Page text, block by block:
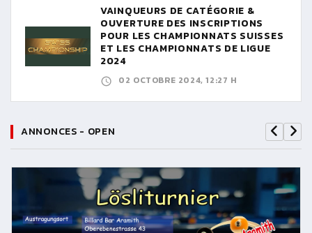
VAINQUEURS DE CATÉGORIE &
OUVERTURE DES INSCRIPTIONS
POUR LES CHAMPIONNATS SUISSES
ET LES CHAMPIONNATS DE LIGUE
2024
02 OCTOBRE 2024, 12:27 H
ANNONCES - OPEN